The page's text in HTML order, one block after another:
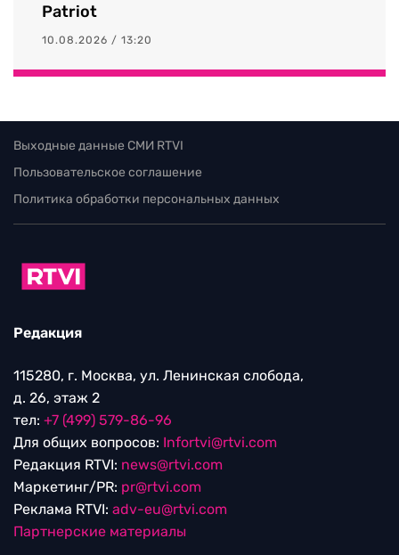
Patriot
10.08.2026 / 13:20
Выходные данные СМИ RTVI
Пользовательское соглашение
Политика обработки персональных данных
Редакция
115280, г. Москва, ул. Ленинская слобода,
д. 26, этаж 2
тел: +7 (499) 579-86-96
Для общих вопросов: Infortvi@rtvi.com
Редакция RTVI: news@rtvi.com
Маркетинг/PR: pr@rtvi.com
Реклама RTVI: adv-eu@rtvi.com
Партнерские материалы